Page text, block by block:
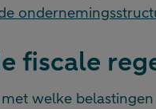
fiscale
welke